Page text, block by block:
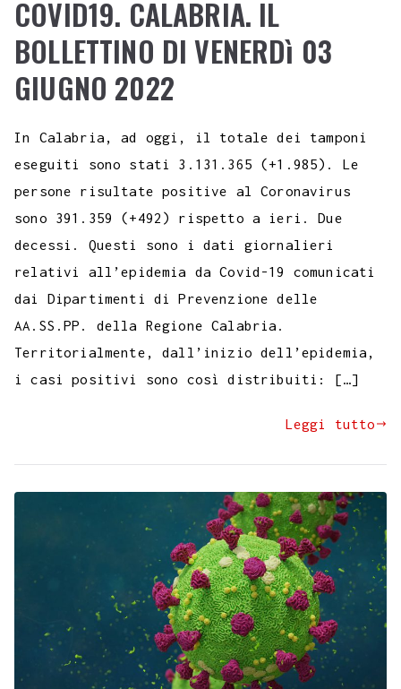
COVID19. CALABRIA. IL
BOLLETTINO DI VENERDì 03
GIUGNO 2022
In Calabria, ad oggi, il totale dei tamponi
eseguiti sono stati 3.131.365 (+1.985). Le
persone risultate positive al Coronavirus
sono 391.359 (+492) rispetto a ieri. Due
decessi. Questi sono i dati giornalieri
relativi all’epidemia da Covid-19 comunicati
dai Dipartimenti di Prevenzione delle
AA.SS.PP. della Regione Calabria.
Territorialmente, dall’inizio dell’epidemia,
i casi positivi sono così distribuiti: […]
Leggi tutto